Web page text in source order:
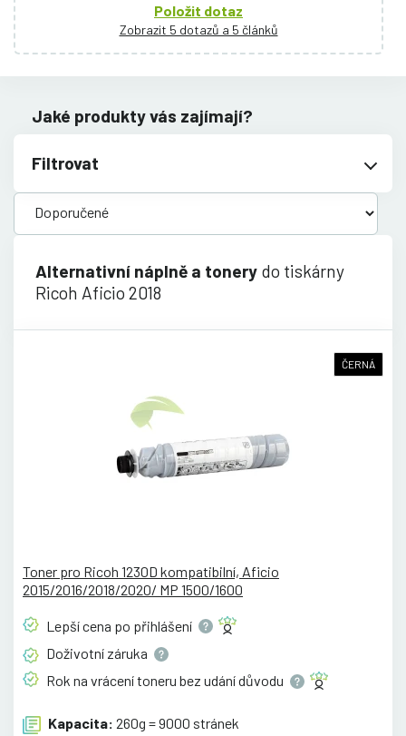
Položit dotaz
Zobrazit 5 dotazů a 5 článků
Jaké produkty vás zajímají?
Filtrovat
Alternativní náplně a tonery do tiskárny
Ricoh Aficio 2018
ČERNÁ
Toner pro Ricoh 1230D kompatibilní, Aficio
2015/2016/2018/2020/ MP 1500/1600
Lepší cena po přihlášení
Doživotní záruka
Rok na vrácení toneru bez udánídůvodu
Kapacita: 260g = 9000 stránek